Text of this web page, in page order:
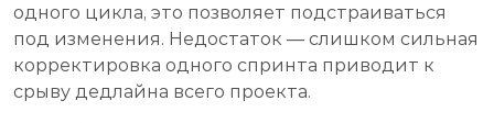
одного цикла, это позволяет подстраиваться
под изменения. Недостаток — слишком сильная
корректировка одного спринта приводит к
срыву дедлайна всего проекта.